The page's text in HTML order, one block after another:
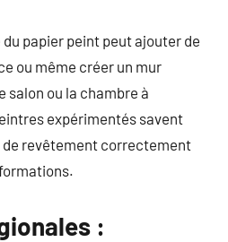
papier peint peut ajouter de
ou même créer un mur
ou la chambre à
expérimentés savent
revêtement correctement
: